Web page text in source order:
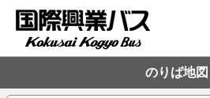
のりば地図